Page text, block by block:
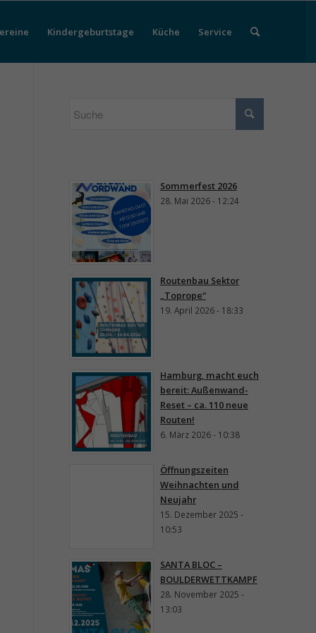
Kindergeburtstage Küche Service
Sommerfest 2026
28. Mai 2026 - 12:24
Routenbau Sektor
„Toprope“
19. April 2026 - 18:33
Hamburg, macht euch
bereit: Außenwand-
Reset – ca. 110 neue
Routen!
6. März 2026 - 10:38
Öffnungszeiten
Weihnachten und
Neujahr
15. Dezember 2025 -
10:53
SANTA BLOC –
BOULDERWETTKAMPF
28. November 2025 -
13:03